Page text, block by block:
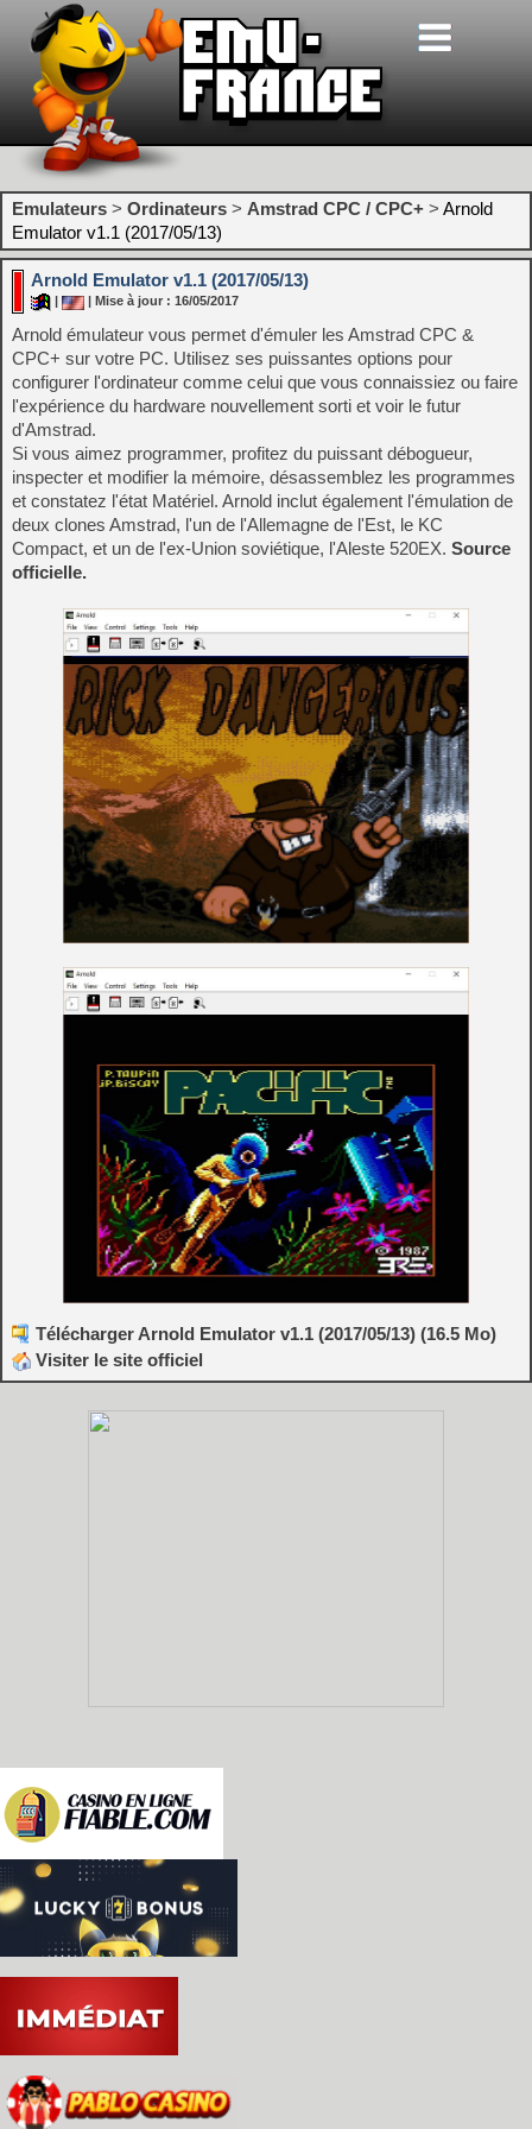
Emulateurs > Ordinateurs > Amstrad CPC / CPC+ > Arnold
Emulator v1.1 (2017/05/13)
Arnold Emulator v1.1 (2017/05/13)
| Mise à jour : 16/05/2017
Arnold émulateur vous permet d'émuler les Amstrad CPC &
CPC+ sur votre PC. Utilisez ses puissantes options pour
configurer l'ordinateur comme celui que vous connaissiez ou faire
l'expérience du hardware nouvellement sorti et voir le futur
d'Amstrad.
Si vous aimez programmer, profitez du puissant débogueur,
inspecter et modifier la mémoire, désassemblez les programmes
et constatez l'état Matériel. Arnold inclut également l'émulation de
deux clones Amstrad, l'un de l'Allemagne de l'Est, le KC
Compact, et un de l'ex-Union soviétique, l'Aleste 520EX. Source
officielle.
Télécharger Arnold Emulator v1.1 (2017/05/13) (16.5 Mo)
Visiter le site officiel